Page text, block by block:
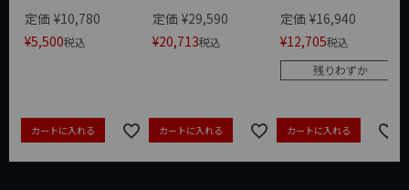
定価 ¥10,780
¥5,500税込
カートに入れる
定価 ¥29,590
¥20,713税込
カートに入れる
定価 ¥16,940
¥12,705税込
残りわずか
カートに入れる